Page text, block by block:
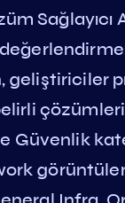
Sağlayıcı
geliştiriciler
Güvenlik